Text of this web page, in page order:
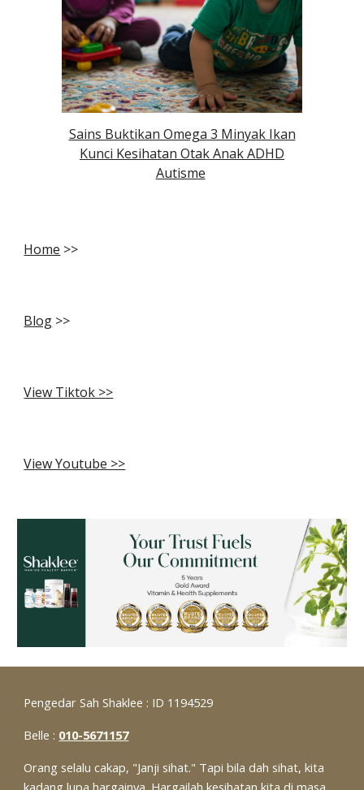
Sains Buktikan Omega 3 Minyak Ikan
Kunci Kesihatan Otak Anak ADHD
Autisme
Home >>
Blog >>
View Tiktok >>
View Youtube >>
Pengedar Sah Shaklee : ID 1194529
Belle : 010-5671157
Orang selalu cakap, "Janji sihat." Tapi bila dah sihat, kita
kadang lupa hargainya. Hargailah kesihatan kita di masa